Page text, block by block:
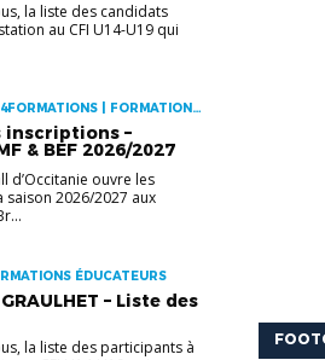
la liste des candidats
au CFI U14-U19 qui
| FORMATIONS
inscriptions –
& BEF 2026/2027
d’Occitanie ouvre les
2026/2027 aux
ÉDUCATEURS
– Liste des
la liste des participants à